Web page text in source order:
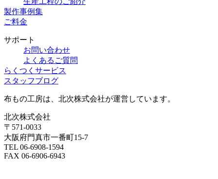
製作事例集
ご料金
サポート
お問い合わせ
よくあるご質問
らくつくサービス
スタッフブログ
布もの工房は、北次株式会社が運営しています。
北次株式会社
〒571-0033
大阪府門真市一番町15-7
TEL 06-6908-1594
FAX 06-6906-6943